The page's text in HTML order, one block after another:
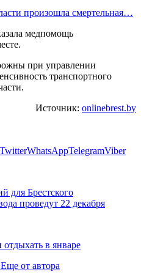
произошла смертельная…
медпомощь
при управлении
транспортного
Источник: onlinebrest.by
TwitterWhatsAppTelegramViber
для Брестского
проведут 22 декабря
отдыхать в январе
Еще от автора